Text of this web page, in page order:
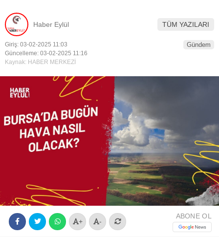
Haber Eylül TÜM YAZILARI
Giriş: 03-02-2025 11:03
Güncelleme: 03-02-2025 11:16
Kaynak: HABER MERKEZİ
Gündem
+ -
ABONE OL